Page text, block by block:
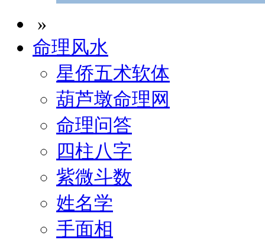
»
命理风水
星侨五术软体
葫芦墩命理网
命理问答
四柱八字
紫微斗数
姓名学
手面相